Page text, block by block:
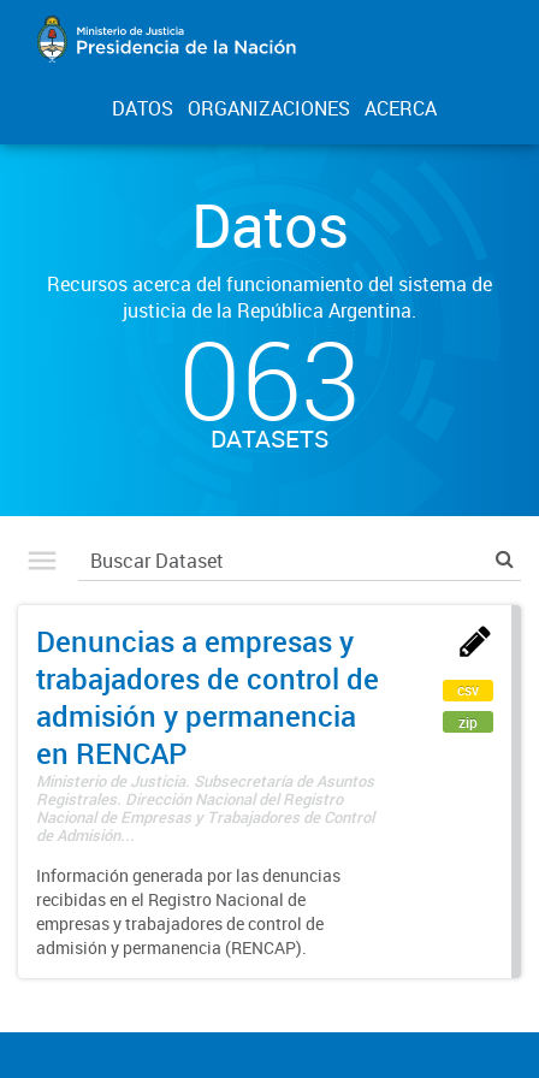
DATOS ORGANIZACIONES ACERCA
Datos
Recursos acerca del funcionamiento del sistema de
justicia de la República Argentina.
063
DATASETS
Denuncias a empresas y
trabajadores de control de
admisión y permanencia
en RENCAP
Ministerio de Justicia. Subsecretaría de Asuntos
Registrales. Dirección Nacional del Registro
Nacional de Empresas y Trabajadores de Control
de Admisión...
Información generada por las denuncias
recibidas en el Registro Nacional de
empresas y trabajadores de control de
admisión y permanencia (RENCAP).
csv
zip